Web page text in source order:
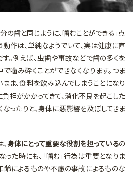
の歯と同じように、噛むことができる」点
動作は、単純なようでいて、実は健康に直
。例えば、虫歯や事故などで歯の多くを
噛み砕くことができなくなります。つま
まま、食料を飲み込んでしまうことになり
負担がかかってきて、消化不良を起こした
ったりと、身体に悪影響を及ぼしてきま
身体にとって重要な役割を担っているの
った時にも、「噛む」行為は重要となりま
齢によるものや不慮の事故によるものな